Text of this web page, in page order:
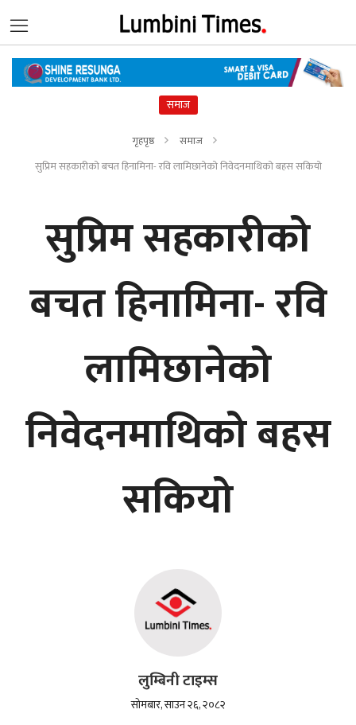
समाज
गृहपृष्ठ
समाज
सुप्रिम सहकारीको बचत हिनामिना- रवि लामिछानेको निवेदनमाथिको बहस सकियो
सुप्रिम सहकारीको
बचत हिनामिना- रवि
लामिछानेको
निवेदनमाथिको बहस
सकियो
लुम्बिनी टाइम्स
सोमबार, साउन २६, २०८२